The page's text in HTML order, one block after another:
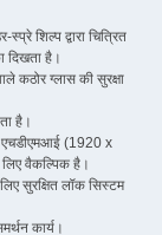
शिल्प द्वारा चित्रित
दिखता है।
कठोर ग्लास की सुरक्षा
है।
एचडीएमआई (1920 x
लिए वैकल्पिक है।
सुरक्षित लॉक सिस्टम
कार्य।